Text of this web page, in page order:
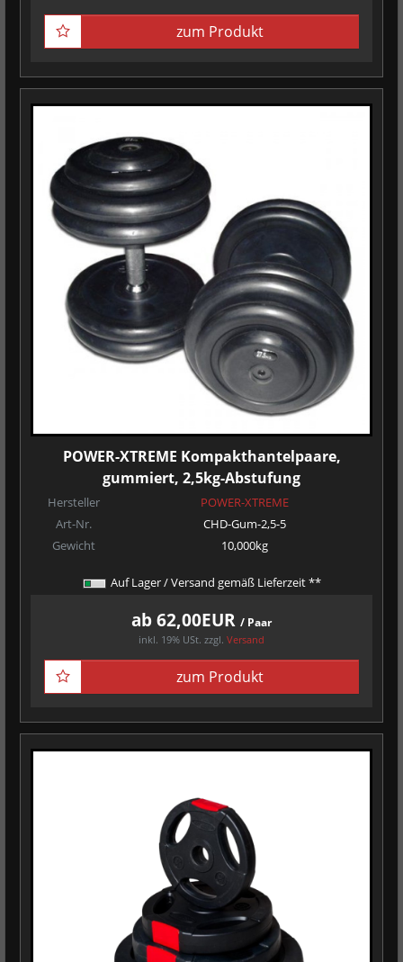
zum Produkt
POWER-XTREME Kompakthantelpaare,
gummiert, 2,5kg-Abstufung
Hersteller
POWER-XTREME
Art-Nr.
CHD-Gum-2,5-5
Gewicht
10,000kg
Auf Lager / Versand gemäß Lieferzeit **
ab 62,00EUR / Paar
inkl. 19% USt. zzgl. Versand
zum Produkt